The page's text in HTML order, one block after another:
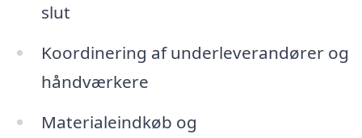
slut
Koordinering af underleverandører og
håndværkere
Materialeindkøb og